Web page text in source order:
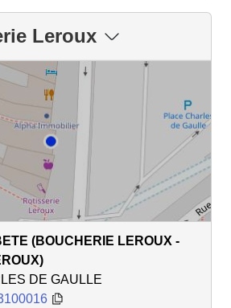
Leroux
(BOUCHERIE LEROUX -
DE GAULLE